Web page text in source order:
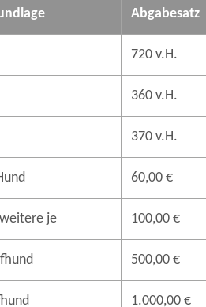
Abgabesatz
720 v.H.
360 v.H.
370 v.H.
60,00 €
je 100,00 €
500,00 €
1.000,00 €